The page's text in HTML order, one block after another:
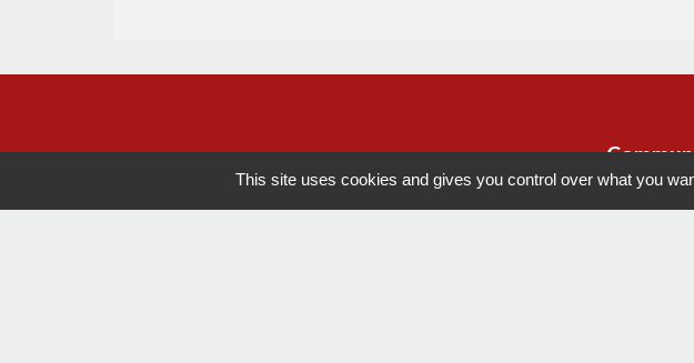
22,
44430 La
This site uses cookies and gives you control over what you